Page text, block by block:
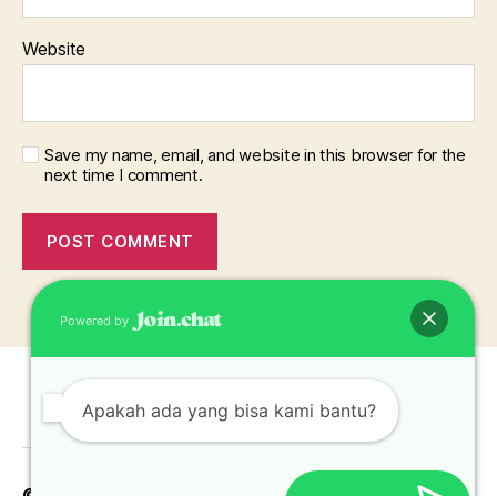
Website
Save my name, email, and website in this browser for the
next time I comment.
Powered by
Apakah ada yang bisa kami bantu?